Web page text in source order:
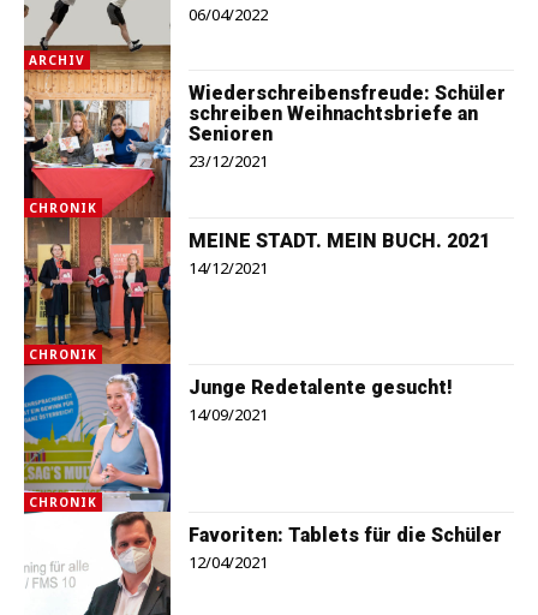
ARCHIV
06/04/2022
CHRONIK
Wiederschreibensfreude: Schüler
schreiben Weihnachtsbriefe an
Senioren
23/12/2021
CHRONIK
MEINE STADT. MEIN BUCH. 2021
14/12/2021
CHRONIK
Junge Redetalente gesucht!
14/09/2021
Favoriten: Tablets für die Schüler
12/04/2021